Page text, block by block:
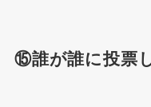
⑮誰が誰に投票